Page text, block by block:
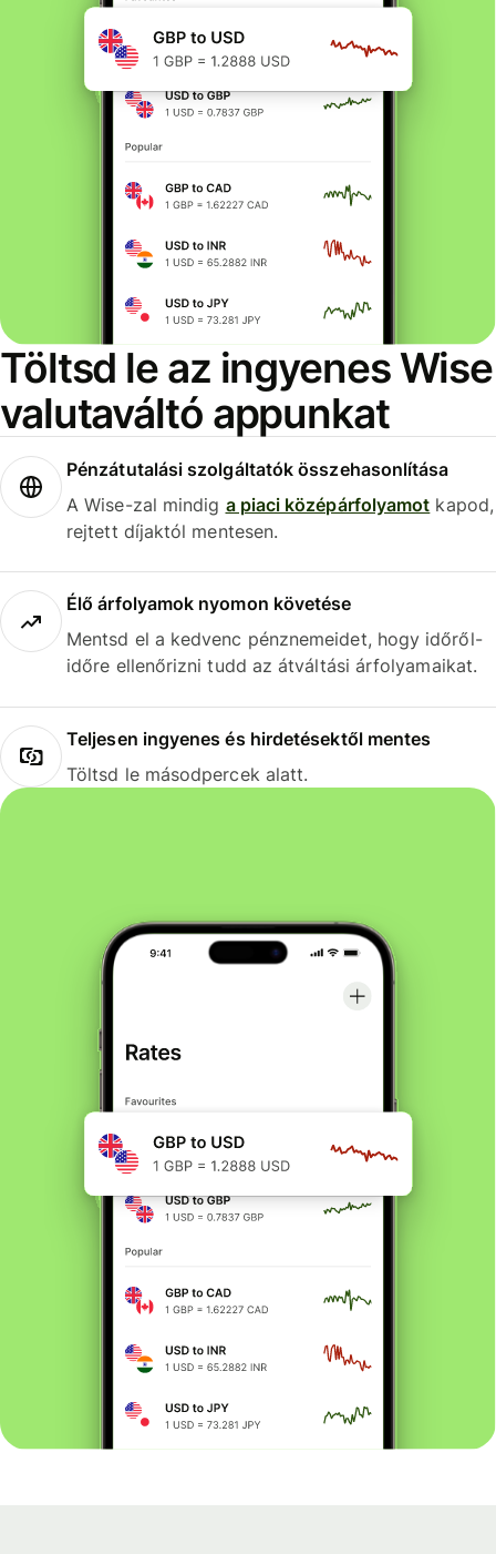
Töltsd le az ingyenes Wise
valutaváltó appunkat
Pénzátutalási szolgáltatók összehasonlítása
A Wise-zal mindig a piaci középárfolyamot kapod,
rejtett díjaktól mentesen.
Élő árfolyamok nyomon követése
Mentsd el a kedvenc pénznemeidet, hogy időről-
időre ellenőrizni tudd az átváltási árfolyamaikat.
Teljesen ingyenes és hirdetésektől mentes
Töltsd le másodpercek alatt.